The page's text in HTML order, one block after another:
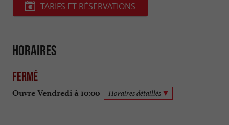
TARIFS ET RÉSERVATIONS
Horaires
Fermé
Ouvre Vendredi à 10:00 Horaires détaillés